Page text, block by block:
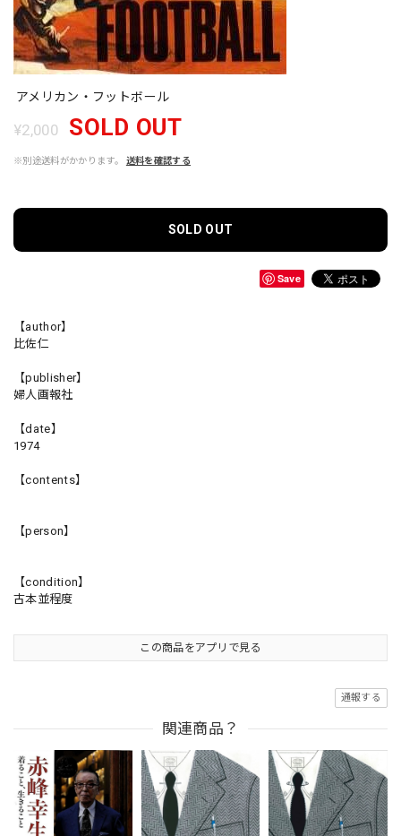
アメリカン・フットボール
¥2,000 SOLD OUT
※別途送料がかかります。 送料を確認する
SOLD OUT
Save
【author】
比佐仁
【publisher】
婦人画報社
【date】
1974
【contents】
【person】
【condition】
古本並程度
この商品をアプリで見る
通報する
関連商品？